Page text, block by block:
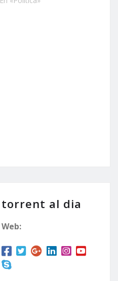
torrent al dia
Web: